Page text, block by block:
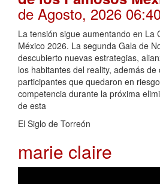
de Agosto, 2026
La tensión sigue aumentando en La
México 2026. La segunda Gala de
descubierto nuevas estrategias,
los habitantes del reality, además de
participantes que quedaron en
competencia durante la próxima
de esta
El Siglo de Torreón
marie claire